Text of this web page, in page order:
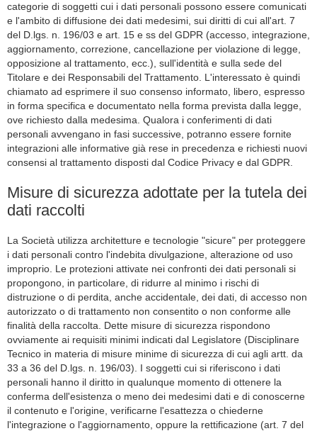
categorie di soggetti cui i dati personali possono essere comunicati
e l'ambito di diffusione dei dati medesimi, sui diritti di cui all'art. 7
del D.lgs. n. 196/03 e art. 15 e ss del GDPR (accesso, integrazione,
aggiornamento, correzione, cancellazione per violazione di legge,
opposizione al trattamento, ecc.), sull'identità e sulla sede del
Titolare e dei Responsabili del Trattamento. L'interessato è quindi
chiamato ad esprimere il suo consenso informato, libero, espresso
in forma specifica e documentato nella forma prevista dalla legge,
ove richiesto dalla medesima. Qualora i conferimenti di dati
personali avvengano in fasi successive, potranno essere fornite
integrazioni alle informative già rese in precedenza e richiesti nuovi
consensi al trattamento disposti dal Codice Privacy e dal GDPR.
Misure di sicurezza adottate per la tutela dei
dati raccolti
La Società utilizza architetture e tecnologie "sicure" per proteggere
i dati personali contro l'indebita divulgazione, alterazione od uso
improprio. Le protezioni attivate nei confronti dei dati personali si
propongono, in particolare, di ridurre al minimo i rischi di
distruzione o di perdita, anche accidentale, dei dati, di accesso non
autorizzato o di trattamento non consentito o non conforme alle
finalità della raccolta. Dette misure di sicurezza rispondono
ovviamente ai requisiti minimi indicati dal Legislatore (Disciplinare
Tecnico in materia di misure minime di sicurezza di cui agli artt. da
33 a 36 del D.lgs. n. 196/03). I soggetti cui si riferiscono i dati
personali hanno il diritto in qualunque momento di ottenere la
conferma dell'esistenza o meno dei medesimi dati e di conoscerne
il contenuto e l'origine, verificarne l'esattezza o chiederne
l'integrazione o l'aggiornamento, oppure la rettificazione (art. 7 del